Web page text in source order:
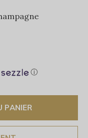
ⓘ
PANIER